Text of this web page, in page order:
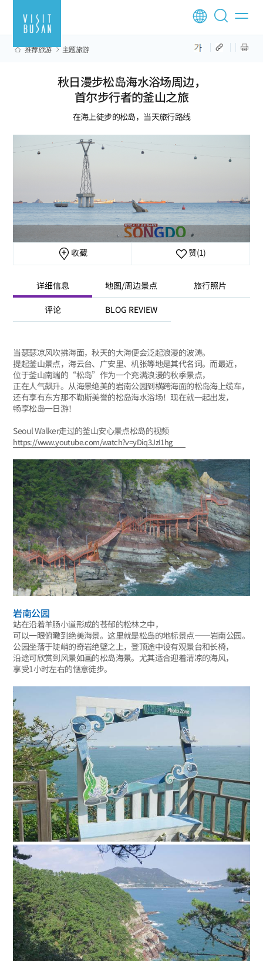
推荐旅游 主题旅游
秋日漫步松岛海水浴场周边，
首尔步行者的釜山之旅
在海上徒步的松岛，当天旅行路线
收藏 赞(1)
详细信息 地图/周边景点 旅行照片
评论 BLOG REVIEW
当瑟瑟凉风吹拂海面，秋天的大海便会泛起浪漫的波涛。
提起釜山景点，海云台、广安里、机张等地是其代名词。而最近，
位于釜山南端的“松岛”作为一个充满浪漫的秋季景点，
正在人气飙升。从海景绝美的岩南公园到横跨海面的松岛海上缆车，
还有享有东方那不勒斯美誉的松岛海水浴场！现在就一起出发，
畅享松岛一日游！
Seoul Walker走过的釜山安心景点松岛的视频
https://www.youtube.com/watch?v=yDiq3JzI1hg
岩南公园
站在沿着羊肠小道形成的苍郁的松林之中，
可以一眼俯瞰到绝美海景。这里就是松岛的地标景点——岩南公园。
公园坐落于陡峭的奇岩绝壁之上，登顶途中设有观景台和长椅，
沿途可欣赏到风景如画的松岛海景。尤其适合迎着清凉的海风，
享受1小时左右的惬意徒步。